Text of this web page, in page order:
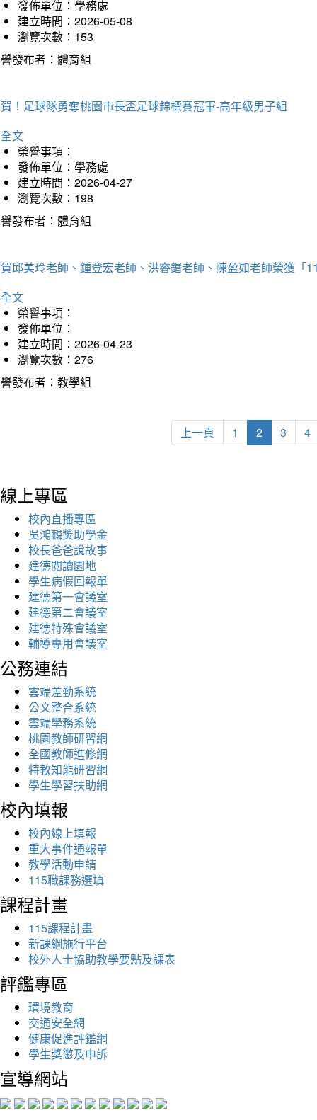
發佈單位：學務處
建立時間：2026-05-08
瀏覽次數：153
發布者：體育組
！足球隊勇奪桃園市長盃足球錦標賽冠軍-高年級男子組
文
榮譽事項：
發佈單位：學務處
建立時間：2026-04-27
瀏覽次數：198
發布者：體育組
邱美玲老師、鍾登宏老師、洪睿鍲老師、陳盈如老師榮獲「
文
榮譽事項：
發佈單位：
建立時間：2026-04-23
瀏覽次數：276
發布者：教學組
上一頁 1 2 3 4
線上專區
校內直播專區
吳鴻麟獎助學金
校長爸爸說故事
建德閱讀園地
學生病假回報單
建德第一會議室
建德第二會議室
建德特殊會議室
輔導專用會議室
公務連結
雲端差勤系統
公文整合系統
雲端學務系統
桃園教師研習網
全國教師進修網
特教知能研習網
學生學習扶助網
校內填報
校內線上填報
重大事件通報單
教學活動申請
115職課務選填
課程計畫
115課程計畫
新課綱施行平台
校外人士協助教學要點及課表
評鑑專區
環境教育
交通安全網
健康促進評鑑網
學生獎懲及申訴
宣導網站